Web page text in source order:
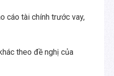
cáo tài chính trước vay,
theo đề nghị của